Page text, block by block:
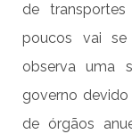
de
poucos vai se
observa uma
governo
de órgãos